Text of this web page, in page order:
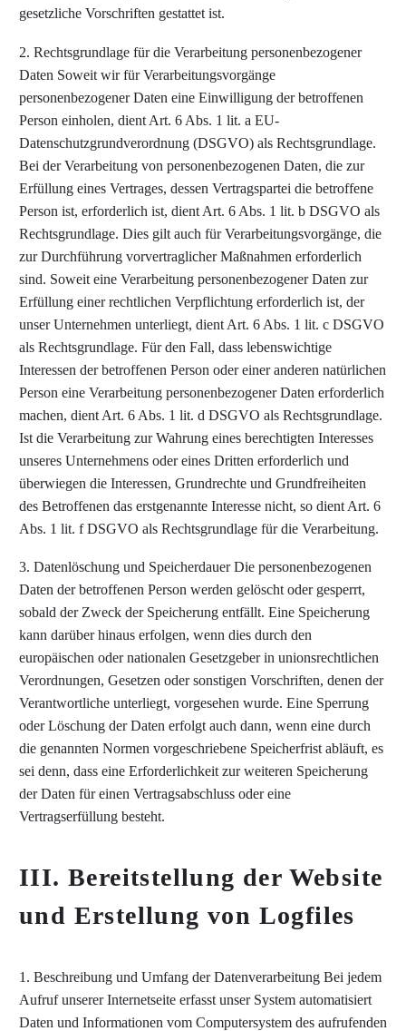
gesetzliche Vorschriften gestattet ist.
2. Rechtsgrundlage für die Verarbeitung personenbezogener
Daten Soweit wir für Verarbeitungsvorgänge
personenbezogener Daten eine Einwilligung der betroffenen
Person einholen, dient Art. 6 Abs. 1 lit. a EU-
Datenschutzgrundverordnung (DSGVO) als Rechtsgrundlage.
Bei der Verarbeitung von personenbezogenen Daten, die zur
Erfüllung eines Vertrages, dessen Vertragspartei die betroffene
Person ist, erforderlich ist, dient Art. 6 Abs. 1 lit. b DSGVO als
Rechtsgrundlage. Dies gilt auch für Verarbeitungsvorgänge, die
zur Durchführung vorvertraglicher Maßnahmen erforderlich
sind. Soweit eine Verarbeitung personenbezogener Daten zur
Erfüllung einer rechtlichen Verpflichtung erforderlich ist, der
unser Unternehmen unterliegt, dient Art. 6 Abs. 1 lit. c DSGVO
als Rechtsgrundlage. Für den Fall, dass lebenswichtige
Interessen der betroffenen Person oder einer anderen natürlichen
Person eine Verarbeitung personenbezogener Daten erforderlich
machen, dient Art. 6 Abs. 1 lit. d DSGVO als Rechtsgrundlage.
Ist die Verarbeitung zur Wahrung eines berechtigten Interesses
unseres Unternehmens oder eines Dritten erforderlich und
überwiegen die Interessen, Grundrechte und Grundfreiheiten
des Betroffenen das erstgenannte Interesse nicht, so dient Art. 6
Abs. 1 lit. f DSGVO als Rechtsgrundlage für die Verarbeitung.
3. Datenlöschung und Speicherdauer Die personenbezogenen
Daten der betroffenen Person werden gelöscht oder gesperrt,
sobald der Zweck der Speicherung entfällt. Eine Speicherung
kann darüber hinaus erfolgen, wenn dies durch den
europäischen oder nationalen Gesetzgeber in unionsrechtlichen
Verordnungen, Gesetzen oder sonstigen Vorschriften, denen der
Verantwortliche unterliegt, vorgesehen wurde. Eine Sperrung
oder Löschung der Daten erfolgt auch dann, wenn eine durch
die genannten Normen vorgeschriebene Speicherfrist abläuft, es
sei denn, dass eine Erforderlichkeit zur weiteren Speicherung
der Daten für einen Vertragsabschluss oder eine
Vertragserfüllung besteht.
III. Bereitstellung der Website
und Erstellung von Logfiles
1. Beschreibung und Umfang der Datenverarbeitung Bei jedem
Aufruf unserer Internetseite erfasst unser System automatisiert
Daten und Informationen vom Computersystem des aufrufenden